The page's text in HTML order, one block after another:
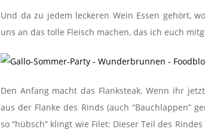
Und da zu jedem leckeren Wein Essen gehört,
uns an das tolle Fleisch machen, das ich euch
Den Anfang macht das Flanksteak. Wenn ihr
aus der Flanke des Rinds (auch “Bauchlappen”
so “hübsch” klingt wie Filet: Dieser Teil des